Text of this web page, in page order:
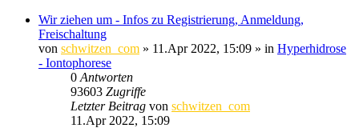
Wir ziehen um - Infos zu Registrierung, Anmeldung,
Freischaltung
von schwitzen_com » 11.Apr 2022, 15:09 » in Hyperhidrose
- Iontophorese
0 Antworten
93603 Zugriffe
Letzter Beitrag von schwitzen_com
11.Apr 2022, 15:09